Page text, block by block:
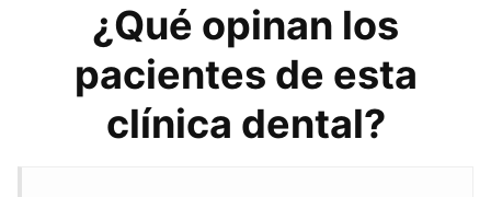
¿Qué opinan los
pacientes de esta
clínica dental?